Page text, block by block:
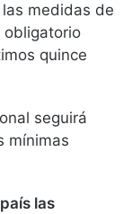
medidas de
obligatorio
quince
seguirá
mínimas
las